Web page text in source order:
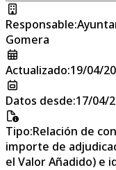
Responsable:
Gomera
Actualizado:19/04/
Datos desde:17/04/
Tipo:Relación de
importe de
el Valor Añadido) e